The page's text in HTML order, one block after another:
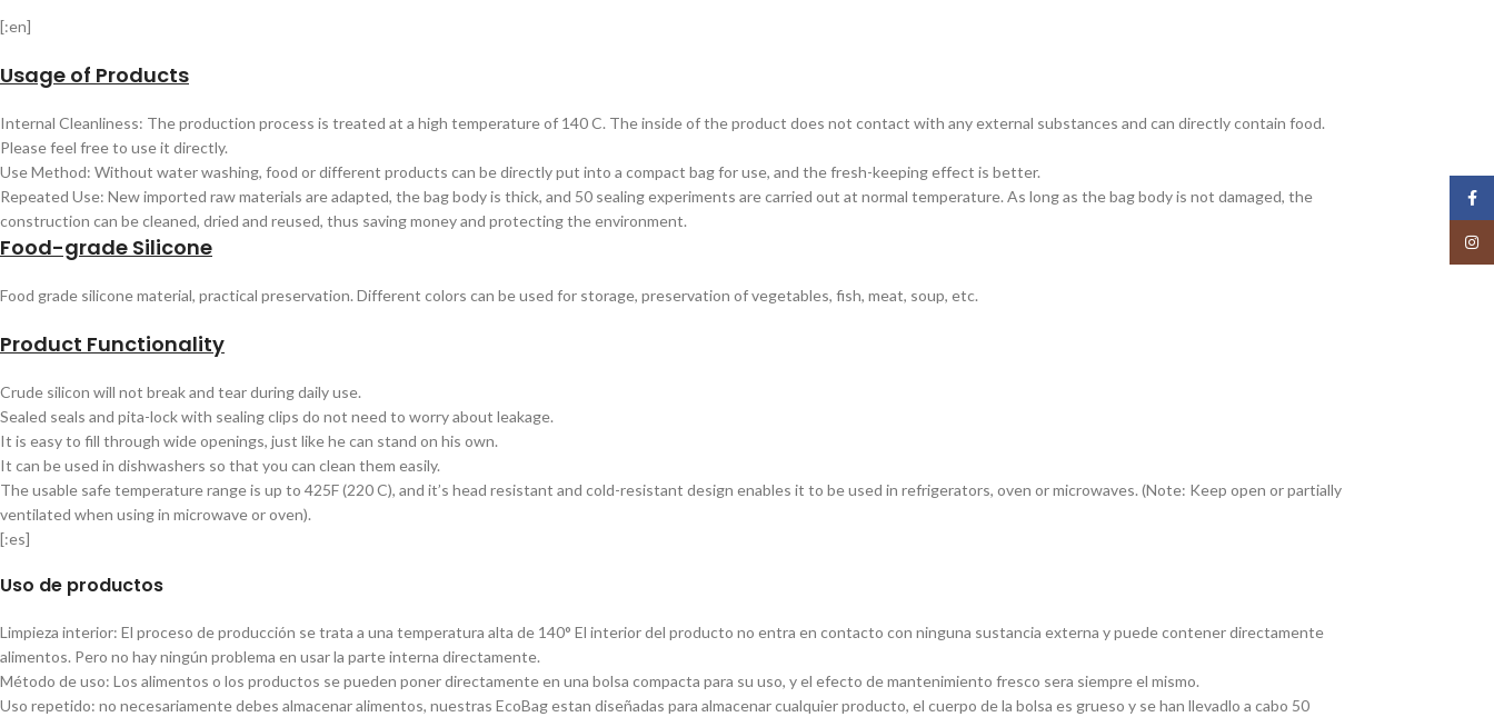
[:en]
Usage of Products
Internal Cleanliness: The production process is treated at a high temperature of 140 C. The inside of the product does not contact with any external substances and can directly contain food.
Please feel free to use it directly.
Use Method: Without water washing, food or different products can be directly put into a compact bag for use, and the fresh-keeping effect is better.
Repeated Use: New imported raw materials are adapted, the bag body is thick, and 50 sealing experiments are carried out at normal temperature. As long as the bag body is not damaged, the
construction can be cleaned, dried and reused, thus saving money and protecting the environment.
Food-grade Silicone
Food grade silicone material, practical preservation. Different colors can be used for storage, preservation of vegetables, fish, meat, soup, etc.
Product Functionality
Crude silicon will not break and tear during daily use.
Sealed seals and pita-lock with sealing clips do not need to worry about leakage.
It is easy to fill through wide openings, just like he can stand on his own.
It can be used in dishwashers so that you can clean them easily.
The usable safe temperature range is up to 425F (220 C), and it’s head resistant and cold-resistant design enables it to be used in refrigerators, oven or microwaves. (Note: Keep open or partially
ventilated when using in microwave or oven).
[:es]
Uso de productos
Limpieza interior: El proceso de producción se trata a una temperatura alta de 140° El interior del producto no entra en contacto con ninguna sustancia externa y puede contener directamente
alimentos. Pero no hay ningún problema en usar la parte interna directamente.
Método de uso: Los alimentos o los productos se pueden poner directamente en una bolsa compacta para su uso, y el efecto de mantenimiento fresco sera siempre el mismo.
Uso repetido: no necesariamente debes almacenar alimentos, nuestras EcoBag estan diseñadas para almacenar cualquier producto, el cuerpo de la bolsa es grueso y se han llevadlo a cabo 50